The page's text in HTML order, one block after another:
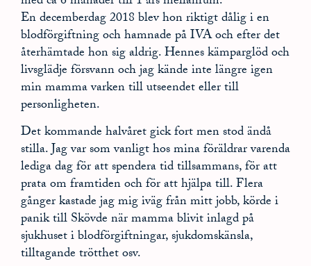
En decemberdag 2018 blev hon riktigt dålig i en
blodförgiftning och hamnade på IVA och efter det
återhämtade hon sig aldrig. Hennes kämparglöd och
livsglädje försvann och jag kände inte längre igen
min mamma varken till utseendet eller till
personligheten.
Det kommande halvåret gick fort men stod ändå
stilla. Jag var som vanligt hos mina föräldrar varenda
lediga dag för att spendera tid tillsammans, för att
prata om framtiden och för att hjälpa till. Flera
gånger kastade jag mig iväg från mitt jobb, körde i
panik till Skövde när mamma blivit inlagd på
sjukhuset i blodförgiftningar, sjukdomskänsla,
tilltagande trötthet osv.